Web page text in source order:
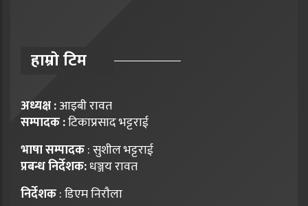
हाम्राे टिम
अध्यक्ष :आइबी रावत
सम्पादक :टिकाप्रसाद भट्टराई
भाषा सम्पादक: सुशील भट्टराई
प्रबन्ध निर्देशक:धञ्जय रावत
निर्देशक: डिएम निराैला